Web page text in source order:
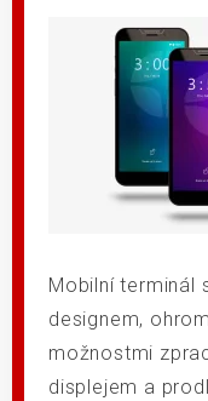
Mobilní terminál
designem,
možnostmi
displejem a